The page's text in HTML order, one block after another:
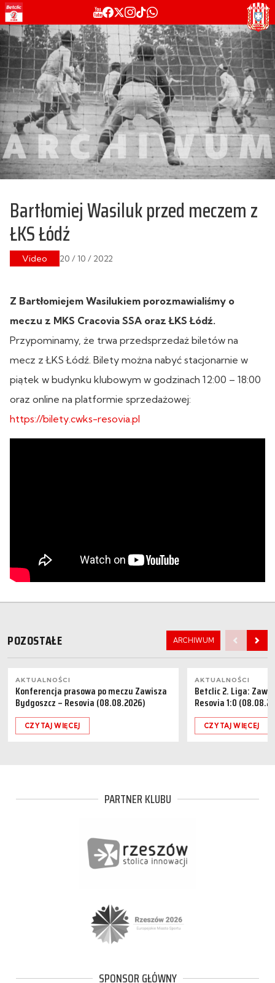
Bartłomiej Wasiluk przed meczem z
ŁKS Łódź
Video 20 / 10 / 2022
Z Bartłomiejem Wasilukiem porozmawialiśmy o
meczu z MKS Cracovia SSA oraz ŁKS Łódź.
Przypominamy, że trwa przedsprzedaż biletów na
mecz z ŁKS Łódź. Bilety można nabyć stacjonarnie w
piątek w budynku klubowym w godzinach 12:00 – 18:00
oraz online na platformie sprzedażowej:
https://bilety.cwks-resovia.pl
POZOSTAŁE ARCHIWUM
AKTUALNOŚCI
Konferencja prasowa po meczu Zawisza
Bydgoszcz – Resovia (08.08.2026)
CZYTAJ WIĘCEJ
AKTUALNOŚCI
Betclic 2. Liga:
Resovia 1:0
CZYTAJ WIĘCEJ
PARTNER KLUBU
SPONSOR GŁÓWNY